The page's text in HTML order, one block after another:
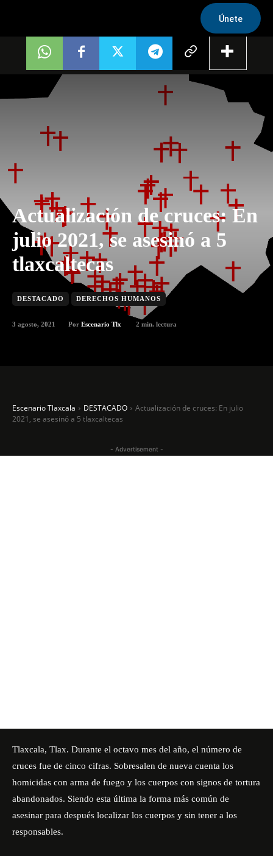
Únete
Actualización de cruces: En
julio 2021, se asesinó a 5
tlaxcaltecas
DESTACADO DERECHOS HUMANOS
3 agosto, 2021 Por Escenario Tlx 2 min. lectura
Escenario Tlaxcala DESTACADO
Actualización de cruces: En julio
2021, se asesinó a 5 tlaxcaltecas
- Advertisement -
Tlaxcala, Tlax. Durante el octavo mes del año, el número de
cruces fue de cinco cifras. Sobresalen de nueva cuenta los
homicidas con arma de fuego y los cuerpos con signos de tortura
abandonados. Siendo esta última la forma más común de
asesinar para después localizar los cuerpos y sin tener a los
responsables.